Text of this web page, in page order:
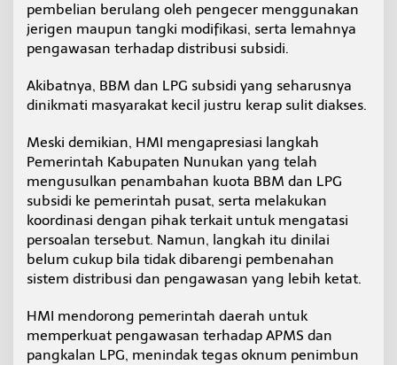
pembelian berulang oleh pengecer menggunakan
jerigen maupun tangki modifikasi, serta lemahnya
pengawasan terhadap distribusi subsidi.
Akibatnya, BBM dan LPG subsidi yang seharusnya
dinikmati masyarakat kecil justru kerap sulit diakses.
Meski demikian, HMI mengapresiasi langkah
Pemerintah Kabupaten Nunukan yang telah
mengusulkan penambahan kuota BBM dan LPG
subsidi ke pemerintah pusat, serta melakukan
koordinasi dengan pihak terkait untuk mengatasi
persoalan tersebut. Namun, langkah itu dinilai
belum cukup bila tidak dibarengi pembenahan
sistem distribusi dan pengawasan yang lebih ketat.
HMI mendorong pemerintah daerah untuk
memperkuat pengawasan terhadap APMS dan
pangkalan LPG, menindak tegas oknum penimbun